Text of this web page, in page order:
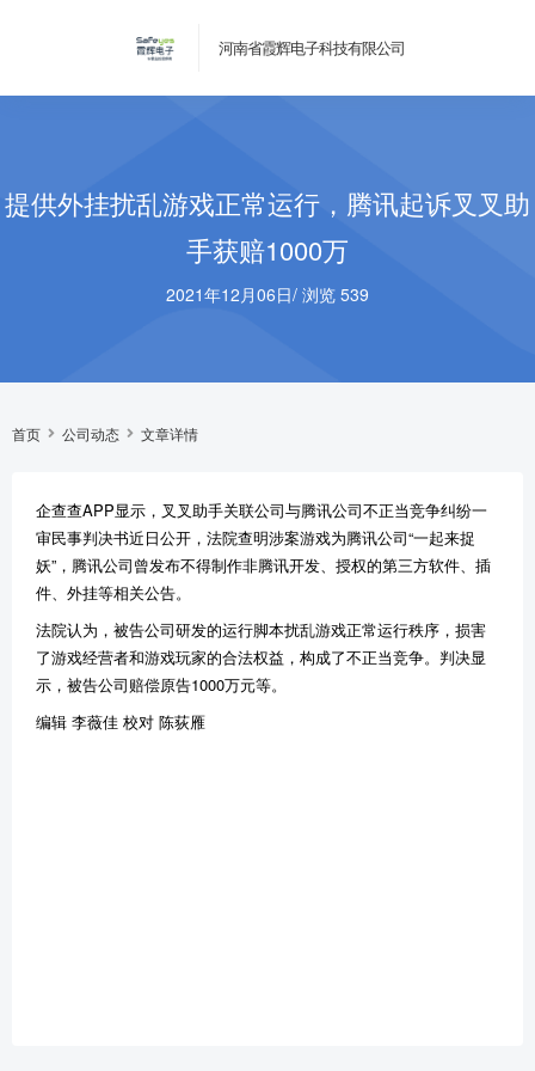
河南省霞辉电子科技有限公司
提供外挂扰乱游戏正常运行，腾讯起诉叉叉助
手获赔1000万
2021年12月06日/ 浏览 539
首页 公司动态 文章详情
企查查APP显示，叉叉助手关联公司与腾讯公司不正当竞争纠纷一
审民事判决书近日公开，法院查明涉案游戏为腾讯公司“一起来捉
妖”，腾讯公司曾发布不得制作非腾讯开发、授权的第三方软件、插
件、外挂等相关公告。
法院认为，被告公司研发的运行脚本扰乱游戏正常运行秩序，损害
了游戏经营者和游戏玩家的合法权益，构成了不正当竞争。判决显
示，被告公司赔偿原告1000万元等。
编辑 李薇佳 校对 陈荻雁